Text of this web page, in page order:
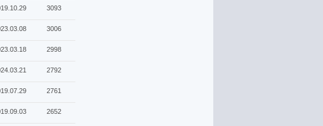
3093
3006
2998
2792
2761
2652